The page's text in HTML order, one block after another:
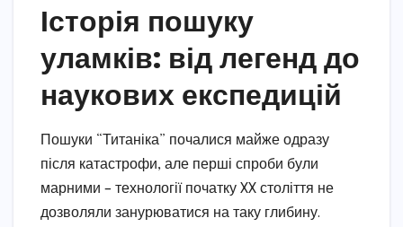
Історія пошуку
уламків: від легенд до
наукових експедицій
Пошуки “Титаніка” почалися майже одразу
після катастрофи, але перші спроби були
марними – технології початку XX століття не
дозволяли занурюватися на таку глибину.